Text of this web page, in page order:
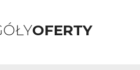
OFERTY